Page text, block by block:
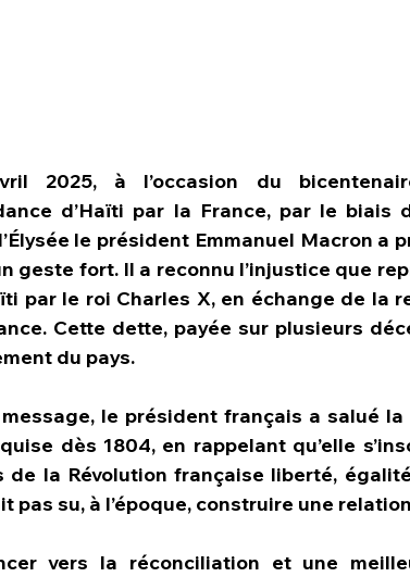
2025, à l’occasion du
d’Haïti par la France, par le biais
le président Emmanuel Macron a
geste fort. Il a reconnu l’injustice que
par le roi Charles X, en échange de la
Cette dette, payée sur plusieurs
du pays.
le président français a salué
dès 1804, en rappelant qu’elle
de la Révolution française liberté,
pas su, à l’époque, construire une
vers la réconciliation et une